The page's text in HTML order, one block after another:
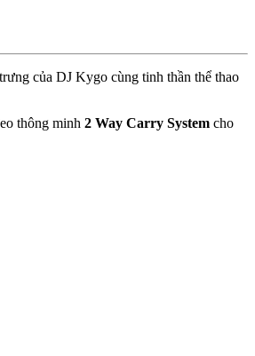
của DJ Kygo cùng tinh thần thể thao
thông minh 2 Way Carry System cho